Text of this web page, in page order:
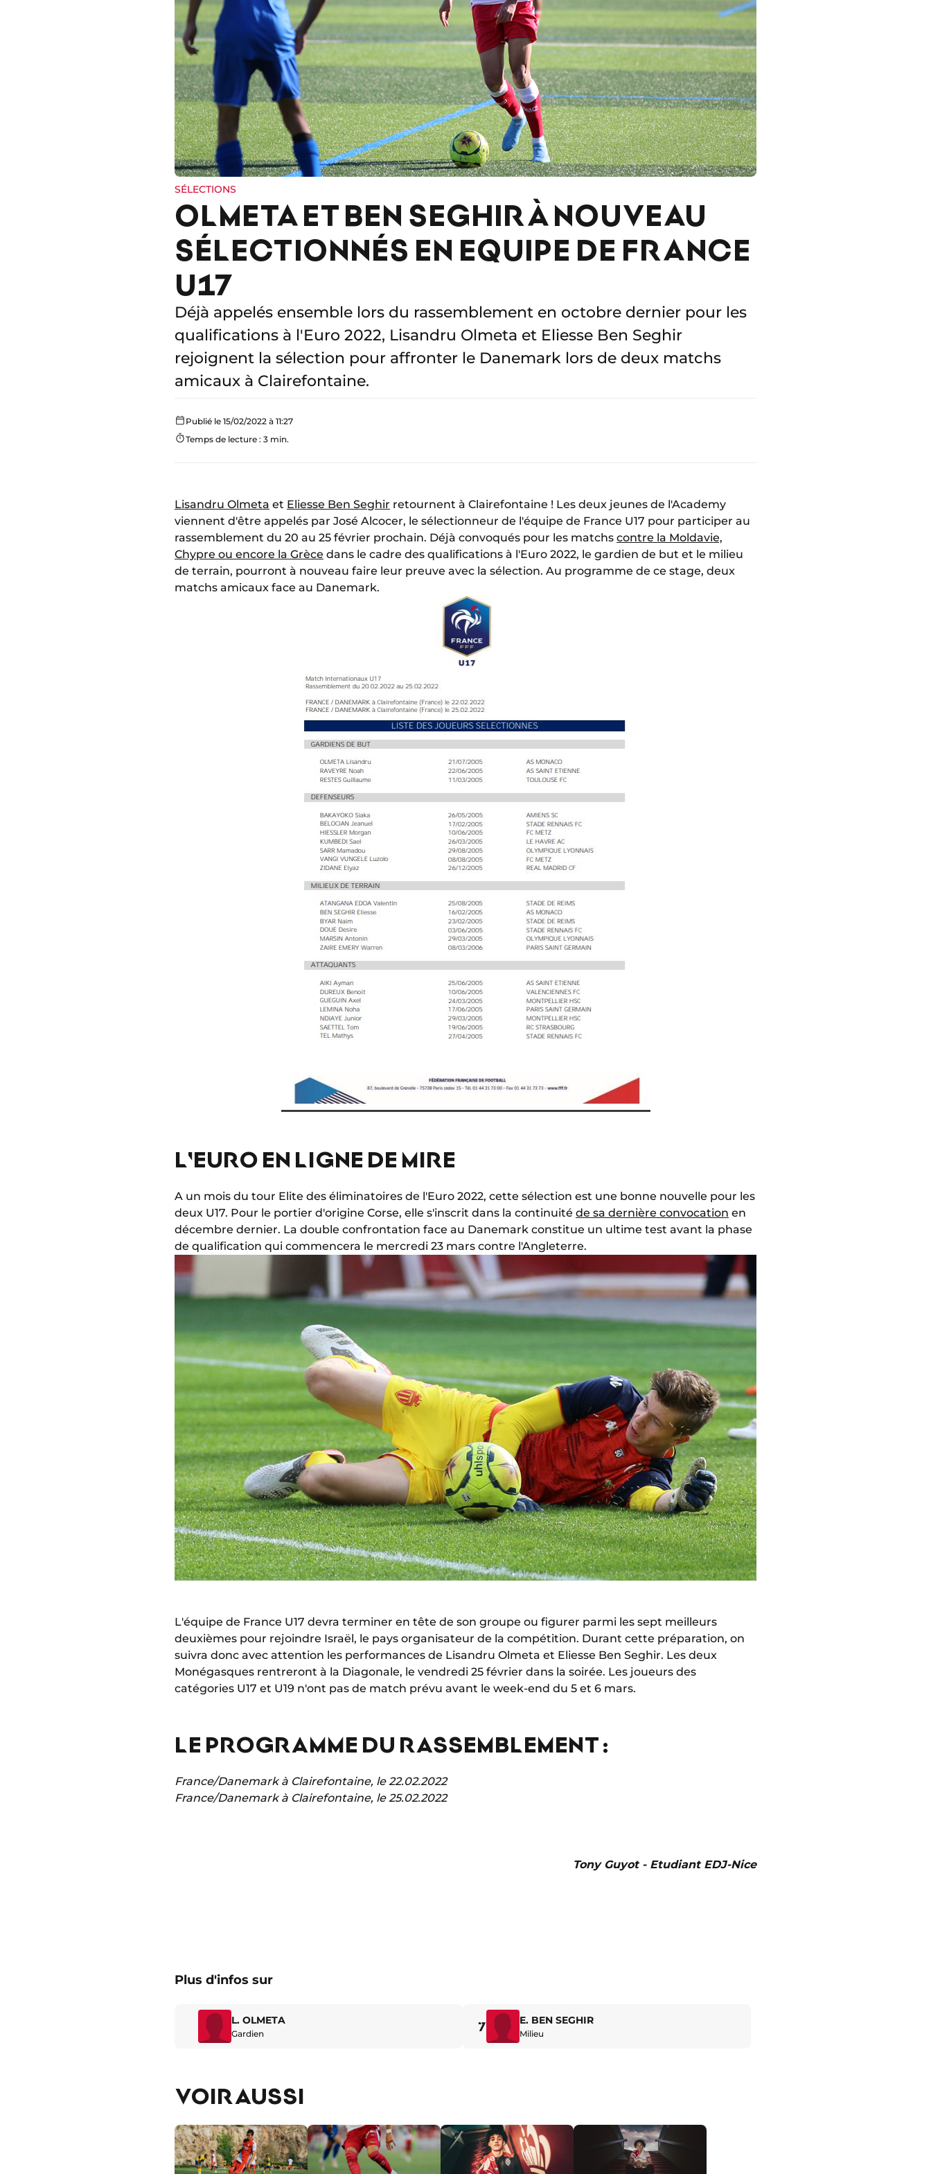
SÉLECTIONS
OLMETA ET BEN SEGHIR À NOUVEAU
SÉLECTIONNÉS EN EQUIPE DE FRANCE
U17
Déjà appelés ensemble lors du rassemblement en octobre dernier pour les
qualifications à l'Euro 2022, Lisandru Olmeta et Eliesse Ben Seghir
rejoignent la sélection pour affronter le Danemark lors de deux matchs
amicaux à Clairefontaine.
Publié le 15/02/2022 à 11:27
Temps de lecture : 3 min.
Lisandru Olmeta et Eliesse Ben Seghir retournent à Clairefontaine ! Les deux jeunes de l'Academy
viennent d'être appelés par José Alcocer, le sélectionneur de l'équipe de France U17 pour participer au
rassemblement du 20 au 25 février prochain. Déjà convoqués pour les matchs contre la Moldavie,
Chypre ou encore la Grèce dans le cadre des qualifications à l'Euro 2022, le gardien de but et le milieu
de terrain, pourront à nouveau faire leur preuve avec la sélection. Au programme de ce stage, deux
matchs amicaux face au Danemark.
L'EURO EN LIGNE DE MIRE
A un mois du tour Elite des éliminatoires de l'Euro 2022, cette sélection est une bonne nouvelle pour les
deux U17. Pour le portier d'origine Corse, elle s'inscrit dans la continuité de sa dernière convocation en
décembre dernier. La double confrontation face au Danemark constitue un ultime test avant la phase
de qualification qui commencera le mercredi 23 mars contre l'Angleterre.
L'équipe de France U17 devra terminer en tête de son groupe ou figurer parmi les sept meilleurs
deuxièmes pour rejoindre Israël, le pays organisateur de la compétition. Durant cette préparation, on
suivra donc avec attention les performances de Lisandru Olmeta et Eliesse Ben Seghir. Les deux
Monégasques rentreront à la Diagonale, le vendredi 25 février dans la soirée. Les joueurs des
catégories U17 et U19 n'ont pas de match prévu avant le week-end du 5 et 6 mars.
LE PROGRAMME DU RASSEMBLEMENT :
France/Danemark à Clairefontaine, le 22.02.2022
France/Danemark à Clairefontaine, le 25.02.2022
Tony Guyot - Etudiant EDJ-Nice
Plus d'infos sur
L. OLMETA
Gardien 7 E. BEN SEGHIR
Milieu
VOIR AUSSI